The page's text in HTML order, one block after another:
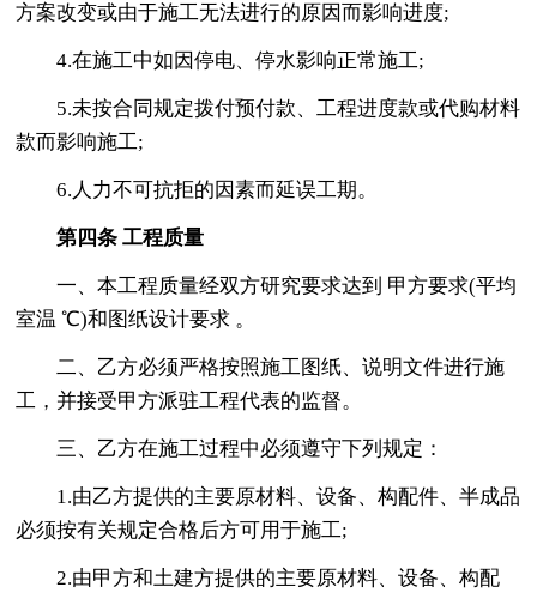
方案改变或由于施工无法进行的原因而影响进度;
4.在施工中如因停电、停水影响正常施工;
5.未按合同规定拨付预付款、工程进度款或代购材料
款而影响施工;
6.人力不可抗拒的因素而延误工期。
第四条 工程质量
一、本工程质量经双方研究要求达到 甲方要求(平均
室温 ℃)和图纸设计要求 。
二、乙方必须严格按照施工图纸、说明文件进行施
工，并接受甲方派驻工程代表的监督。
三、乙方在施工过程中必须遵守下列规定：
1.由乙方提供的主要原材料、设备、构配件、半成品
必须按有关规定合格后方可用于施工;
2.由甲方和土建方提供的主要原材料、设备、构配